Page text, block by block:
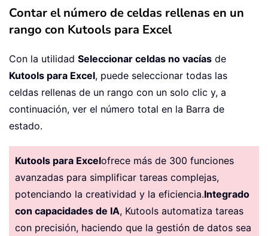
Contar el número de celdas rellenas en un
rango con Kutools para Excel
Con la utilidad Seleccionar celdas no vacías de
Kutools para Excel, puede seleccionar todas las
celdas rellenas de un rango con un solo clic y, a
continuación, ver el número total en la Barra de
estado.
Kutools para Excelofrece más de 300 funciones
avanzadas para simplificar tareas complejas,
potenciando la creatividad y la eficiencia.Integrado
con capacidades de IA, Kutools automatiza tareas
con precisión, haciendo que la gestión de datos sea